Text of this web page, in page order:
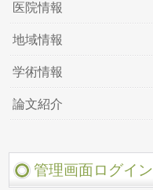
医院情報
地域情報
学術情報
論文紹介
管理画面ログイン